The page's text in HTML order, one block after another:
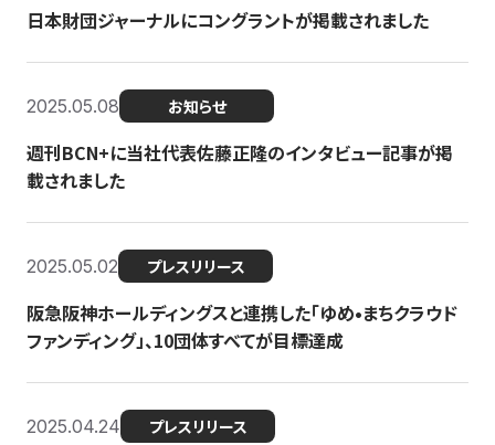
日本財団ジャーナルにコングラントが掲載されました
2025.05.08 お知らせ
週刊BCN+に当社代表佐藤正隆のインタビュー記事が掲
載されました
2025.05.02 プレスリリース
阪急阪神ホールディングスと連携した「ゆめ•まちクラウド
ファンディング」、10団体すべてが目標達成
2025.04.24 プレスリリース